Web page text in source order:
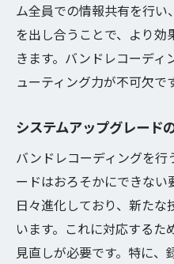
ム全員での情報共有を行
を出し合うことで、より
きます。バンドレコーデ
ューティング力が不可欠で
システムアップグレード
バンドレコーディングを
ードはおろそかにできない
日々進化しており、新た
います。これに対応する
見直しが必要です。特に、